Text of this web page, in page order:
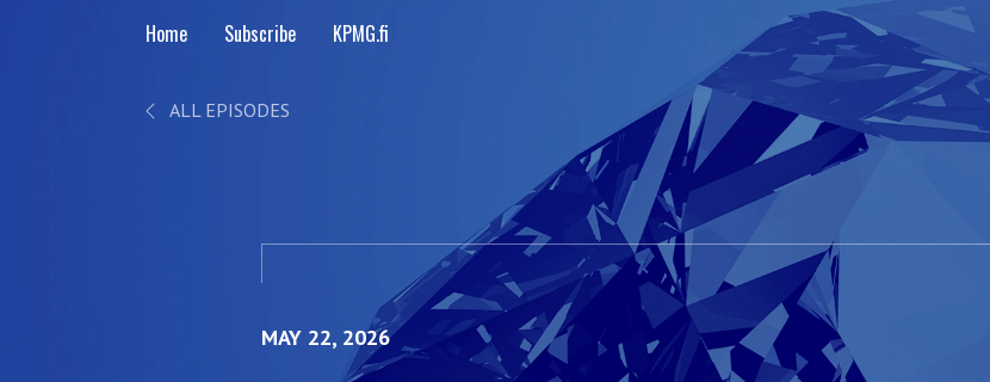
Home Subscribe KPMG.fi
ALL EPISODES
MAY 22, 2026